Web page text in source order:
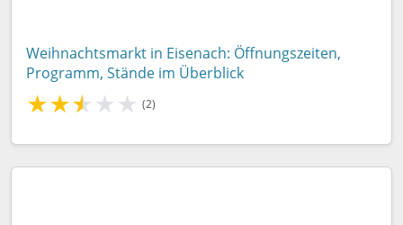
Weihnachtsmarkt in Eisenach: Öffnungszeiten,
Programm, Stände im Überblick
★★★★★ (2)